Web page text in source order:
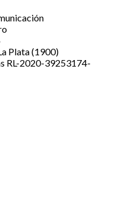
Plata (1900)
RL-2020-39253174-